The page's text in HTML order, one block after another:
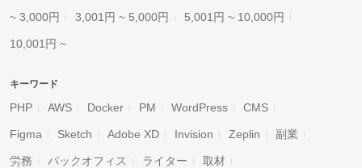
~ 3,000円 3,001円 ~ 5,000円 5,001円 ~ 10,000円
10,001円 ~
キーワード
PHP AWS Docker PM WordPress CMS
Figma Sketch Adobe XD Invision Zeplin 副業
労務 バックオフィス ライター 取材